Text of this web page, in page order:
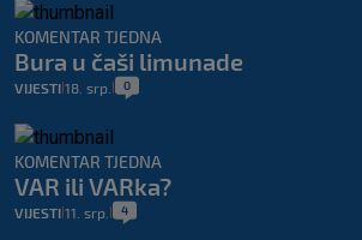
KOMENTAR TJEDNA
Bura u čaši limunade
VIJESTI 18. srp. 0
KOMENTAR TJEDNA
VAR ili VARka?
VIJESTI 11. srp. 4